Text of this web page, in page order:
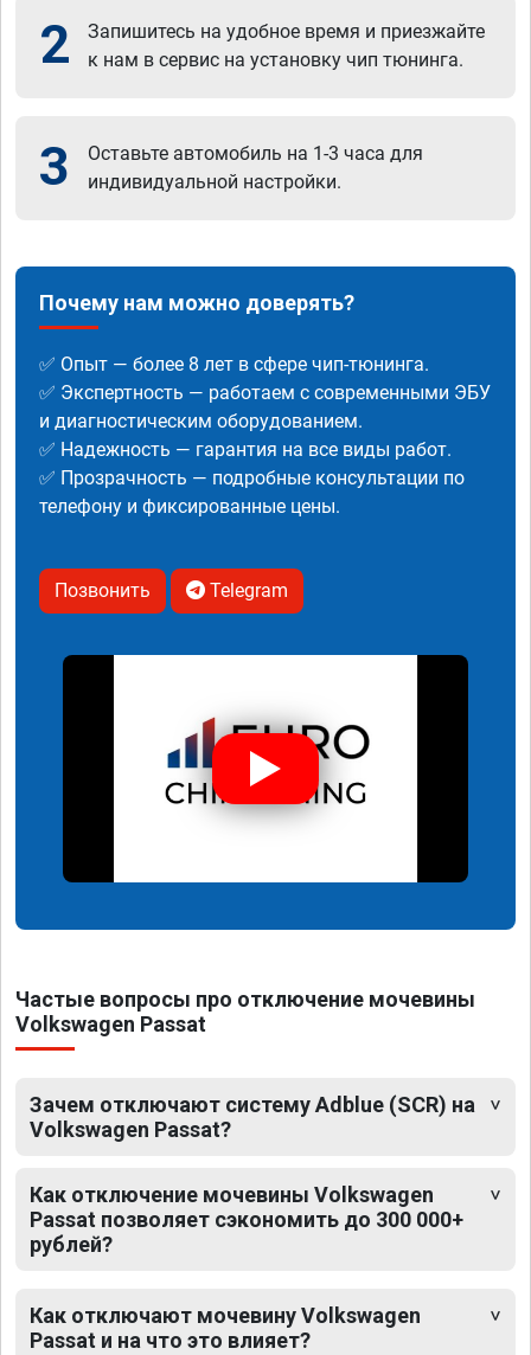
2
Запишитесь на удобное время и приезжайте
к нам в сервис на установку чип тюнинга.
3
Оставьте автомобиль на 1-3 часа для
индивидуальной настройки.
Почему нам можно доверять?
✅ Опыт — более 8 лет в сфере чип-тюнинга.
✅ Экспертность — работаем с современными ЭБУ
и диагностическим оборудованием.
✅ Надежность — гарантия на все виды работ.
✅ Прозрачность — подробные консультации по
телефону и фиксированные цены.
Позвонить Telegram
Частые вопросы про отключение мочевины
Volkswagen Passat
Зачем отключают систему Adblue (SCR) на
Volkswagen Passat?
Как отключение мочевины Volkswagen
Passat позволяет сэкономить до 300 000+
рублей?
Как отключают мочевину Volkswagen
Passat и на что это влияет?